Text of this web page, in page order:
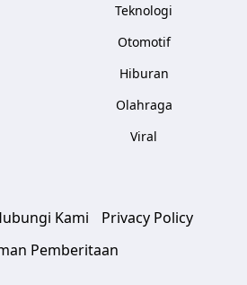
Teknologi
Otomotif
Hiburan
Olahraga
Viral
Kami
Privacy Policy
Pemberitaan